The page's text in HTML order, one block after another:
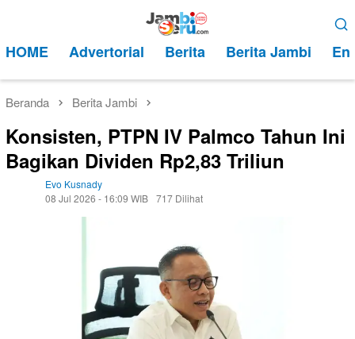
kontenMobile
HOME Advertorial Berita Berita Jambi
Beranda Berita Jambi
Konsisten, PTPN IV Palmco Tahun Ini
Bagikan Dividen Rp2,83 Triliun
Evo Kusnady
08 Jul 2026 - 16:09 WIB 717 Dilihat